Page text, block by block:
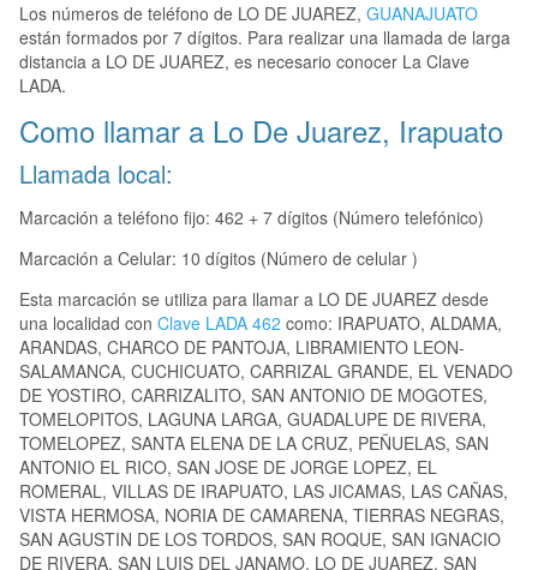
Los números de teléfono de LO DE JUAREZ, GUANAJUATO
están formados por 7 dígitos. Para realizar una llamada de larga
distancia a LO DE JUAREZ, es necesario conocer La Clave
LADA.
Como llamar a Lo De Juarez, Irapuato
Llamada local:
Marcación a teléfono fijo: 462 + 7 dígitos (Número telefónico)
Marcación a Celular: 10 dígitos (Número de celular )
Esta marcación se utiliza para llamar a LO DE JUAREZ desde
una localidad con Clave LADA 462 como: IRAPUATO, ALDAMA,
ARANDAS, CHARCO DE PANTOJA, LIBRAMIENTO LEON-
SALAMANCA, CUCHICUATO, CARRIZAL GRANDE, EL VENADO
DE YOSTIRO, CARRIZALITO, SAN ANTONIO DE MOGOTES,
TOMELOPITOS, LAGUNA LARGA, GUADALUPE DE RIVERA,
TOMELOPEZ, SANTA ELENA DE LA CRUZ, PEÑUELAS, SAN
ANTONIO EL RICO, SAN JOSE DE JORGE LOPEZ, EL
ROMERAL, VILLAS DE IRAPUATO, LAS JICAMAS, LAS CAÑAS,
VISTA HERMOSA, NORIA DE CAMARENA, TIERRAS NEGRAS,
SAN AGUSTIN DE LOS TORDOS, SAN ROQUE, SAN IGNACIO
DE RIVERA, SAN LUIS DEL JANAMO, LO DE JUAREZ, SAN